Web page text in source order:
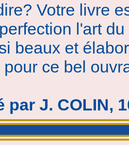
Votre livre
l'art
beaux et
pour ce bel
par J. COLIN,